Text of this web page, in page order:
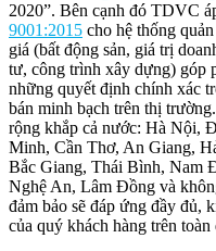
2020”. Bên cạnh đó TDVC
9001:2015 cho hệ thống
giá (bất động sản, giá trị
tư, công trình xây dựng) góp
những quyết định chính xác
bán minh bạch trên thị
rộng khắp cả nước: Hà Nội,
Minh, Cần Thơ, An Giang,
Bắc Giang, Thái Bình, Nam
Nghệ An, Lâm Đồng và
đảm bảo sẽ đáp ứng đầy đủ,
của quý khách hàng trên toàn